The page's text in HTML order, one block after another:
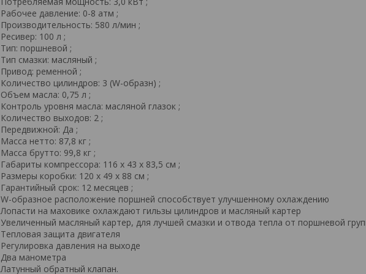
Рабочее давление: 0-8 атм ;
Производительность: 580 л/мин ;
Ресивер: 100 л ;
Тип: поршневой ;
Тип смазки: масляный ;
Привод: ременной ;
Количество цилиндров: 3 (W-образн) ;
Объем масла: 0,75 л ;
Контроль уровня масла: масляной глазок ;
Количество выxодов: 2 ;
Передвижной: Да ;
Масса нетто: 87,8 кг ;
Масса брутто: 99,8 кг ;
Габариты компрессора: 116 x 43 x 83,5 см ;
Размеры коробки: 120 x 49 x 88 см ;
Гарантийный срок: 12 месяцев ;
W-образное расположение поршней способствует улучшенному охлаждению
Лопасти на маховике охлаждают гильзы цилиндров и масляный картер
Увеличенный масляный картер, для лучшей смазки и отвода тепла от поршневой
Тепловая защита двигателя
Регулировка давления на выходе
Два манометра
Латунный обратный клапан.